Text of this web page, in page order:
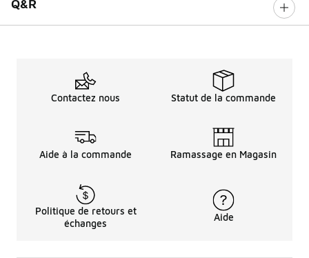
Q&R
Contactez nous Statut de la commande
Aide à la commande Ramassage en Magasin
Politique de retours et
échanges
Aide